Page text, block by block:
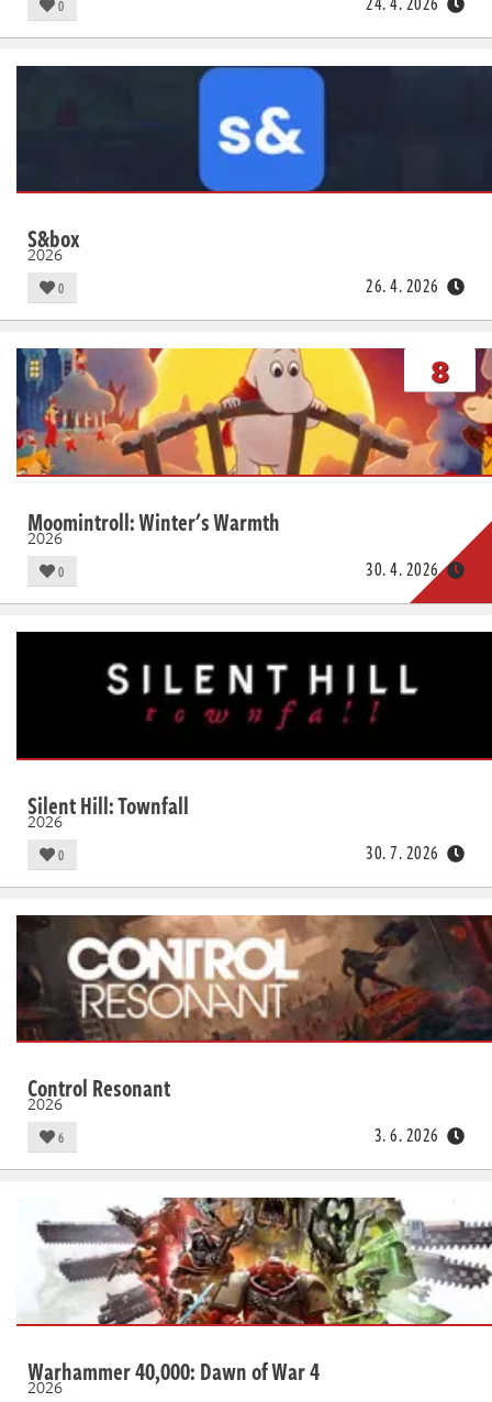
0
S&box
2026
0 26. 4. 2026
8
Moomintroll: Winter's Warmth
2026
0 30. 4. 2026
Silent Hill: Townfall
2026
0 30. 7. 2026
Control Resonant
2026
6 3. 6. 2026
Warhammer 40,000: Dawn of War 4
2026